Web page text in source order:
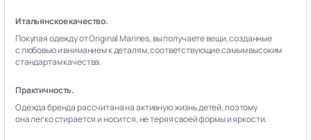
Итальянское качество.
Покупая одежду от Original Marines, вы получаете вещи, созданные
с любовью и вниманием к деталям, соответствующие самым высоким
стандартам качества.
Практичность.
Одежда бренда рассчитана на активную жизнь детей, поэтому
она легко стирается и носится, не теряя своей формы и яркости.